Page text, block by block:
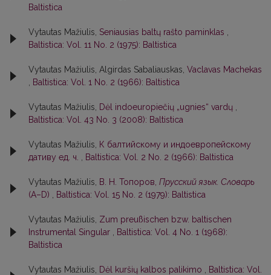
Baltistica
Vytautas Mažiulis, Seniausias baltų rašto paminklas
Baltistica: Vol. 11 No. 2 (1975): Baltistica
Vytautas Mažiulis, Algirdas Sabaliauskas, Vaclavas Machekas
Baltistica: Vol. 1 No. 2 (1966): Baltistica
Vytautas Mažiulis, Dėl indoeuropiečių „ugnies“ vardų
Baltistica: Vol. 43 No. 3 (2008): Baltistica
Vytautas Mažiulis,
К балтийскому и индоевропейскому
дативу ед. ч.
Baltistica: Vol. 2 No. 2 (1966): Baltistica
Vytautas Mažiulis, В. Н. Топоров, Прусский язык. Словарь
(А–D)
Baltistica: Vol. 15 No. 2 (1979): Baltistica
Vytautas Mažiulis, Zum preußischen bzw. baltischen
Instrumental Singular
Baltistica: Vol. 4 No. 1 (1968):
Baltistica
Vytautas Mažiulis, Dėl kuršių kalbos palikimo
Baltistica: Vol.